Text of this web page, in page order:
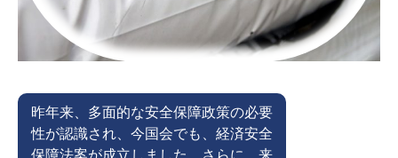
昨年来、多面的な安全保障政策の必要
性が認識され、今国会でも、経済安全